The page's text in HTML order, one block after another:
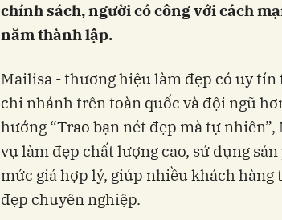
chính sách, người có công với cách
năm thành lập.
Mailisa - thương hiệu làm đẹp có uy tín
chi nhánh trên toàn quốc và đội ngũ
hướng “Trao bạn nét đẹp mà tự
vụ làm đẹp chất lượng cao, sử dụng
mức giá hợp lý, giúp nhiều khách hàng
đẹp chuyên nghiệp.